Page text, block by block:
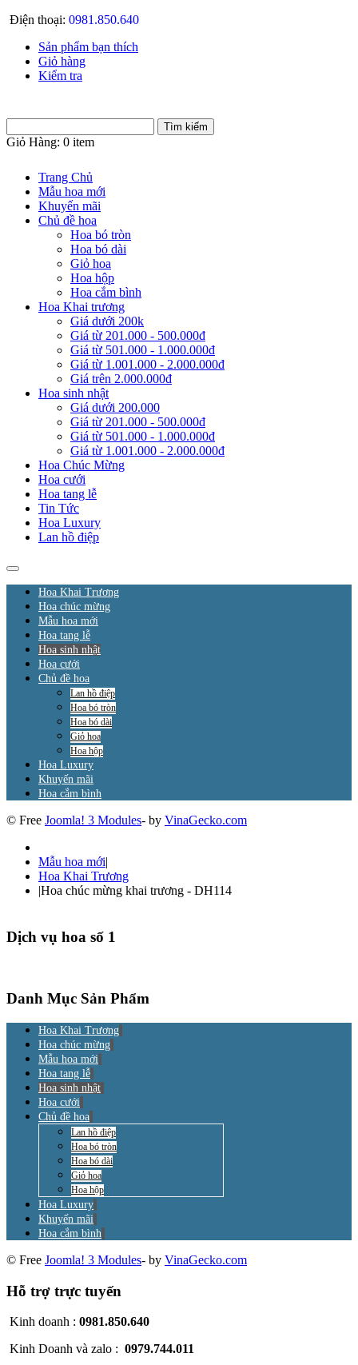
Điện thoại: 0981.850.640
Sản phẩm bạn thích
Giỏ hàng
Kiểm tra
Giỏ Hàng: 0 item
Trang Chủ
Mẫu hoa mới
Khuyến mãi
Chủ đề hoa
Hoa bó tròn
Hoa bó dài
Giỏ hoa
Hoa hộp
Hoa cắm bình
Hoa Khai trương
Giá dưới 200k
Giá từ 201.000 - 500.000đ
Giá từ 501.000 - 1.000.000đ
Giá từ 1.001.000 - 2.000.000đ
Giá trên 2.000.000đ
Hoa sinh nhật
Giá dưới 200.000
Giá từ 201.000 - 500.000đ
Giá từ 501.000 - 1.000.000đ
Giá từ 1.001.000 - 2.000.000đ
Hoa Chúc Mừng
Hoa cưới
Hoa tang lễ
Tin Tức
Hoa Luxury
Lan hồ điệp
Hoa Khai Trương
Hoa chúc mừng
Mẫu hoa mới
Hoa tang lễ
Hoa sinh nhật
Hoa cưới
Chủ đề hoa
Lan hồ điệp
Hoa bó tròn
Hoa bó dài
Giỏ hoa
Hoa hộp
Hoa Luxury
Khuyến mãi
Hoa cắm bình
© Free Joomla! 3 Modules- by VinaGecko.com
Mẫu hoa mới|
Hoa Khai Trương
|Hoa chúc mừng khai trương - DH114
Dịch vụ hoa số 1
Danh Mục Sản Phẩm
Hoa Khai Trương
Hoa chúc mừng
Mẫu hoa mới
Hoa tang lễ
Hoa sinh nhật
Hoa cưới
Chủ đề hoa
Lan hồ điệp
Hoa bó tròn
Hoa bó dài
Giỏ hoa
Hoa hộp
Hoa Luxury
Khuyến mãi
Hoa cắm bình
© Free Joomla! 3 Modules- by VinaGecko.com
Hỗ trợ trực tuyến
Kinh doanh : 0981.850.640
Kinh Doanh và zalo : 0979.744.011